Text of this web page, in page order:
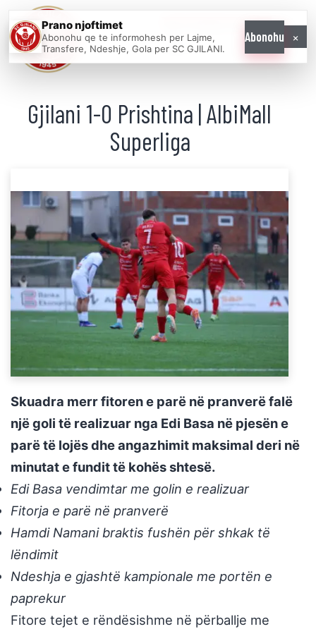
ONE
Gjilani 1-0 Prishtina | AlbiMall
Superliga
Skuadra merr fitoren e parë në pranverë falë
një goli të realizuar nga Edi Basa në pjesën e
parë të lojës dhe angazhimit maksimal deri në
minutat e fundit të kohës shtesë.
Edi Basa vendimtar me golin e realizuar
Fitorja e parë në pranverë
Hamdi Namani braktis fushën për shkak të
lëndimit
Ndeshja e gjashtë kampionale me portën e
paprekur
Fitore tejet e rëndësishme në përballje me
Prano njoftimet
Abonohu qe te informohesh per Lajme,
Transfere, Ndeshje, Gola per SC GJILANI.
Abonohu ×